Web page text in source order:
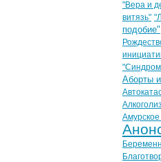
"Вера и
витязь"
подобие"
Аборты
Амурское